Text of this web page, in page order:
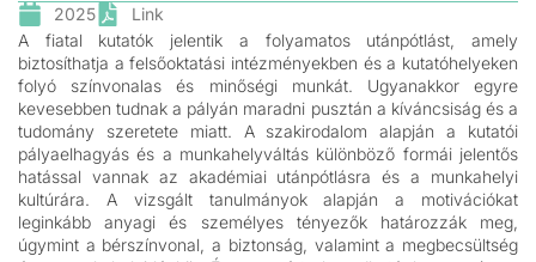
2025
Link
A fiatal kutatók jelentik a folyamatos utánpótlást, amely
biztosíthatja a felsőoktatási intézményekben és a kutatóhelyeken
folyó színvonalas és minőségi munkát. Ugyanakkor egyre
kevesebben tudnak a pályán maradni pusztán a kíváncsiság és a
tudomány szeretete miatt. A szakirodalom alapján a kutatói
pályaelhagyás és a munkahelyváltás különböző formái jelentős
hatással vannak az akadémiai utánpótlásra és a munkahelyi
kultúrára. A vizsgált tanulmányok alapján a motivációkat
leginkább anyagi és személyes tényezők határozzák meg,
úgymint a bérszínvonal, a biztonság, valamint a megbecsültség